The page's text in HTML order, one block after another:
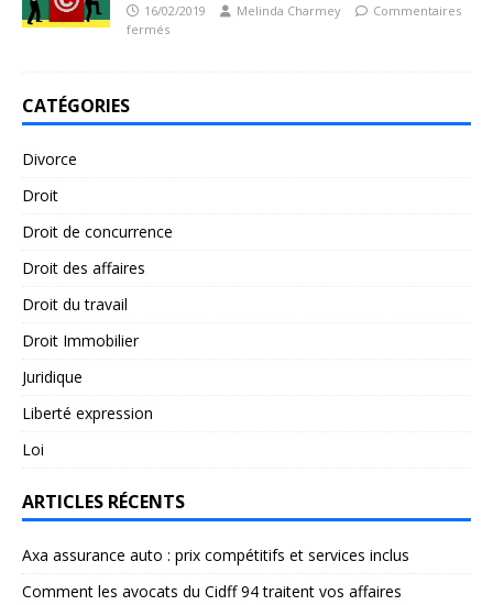
16/02/2019 Melinda Charmey
Commentaires
fermés
CATÉGORIES
Divorce
Droit
Droit de concurrence
Droit des affaires
Droit du travail
Droit Immobilier
Juridique
Liberté expression
Loi
ARTICLES RÉCENTS
Axa assurance auto : prix compétitifs et services inclus
Comment les avocats du Cidff 94 traitent vos affaires